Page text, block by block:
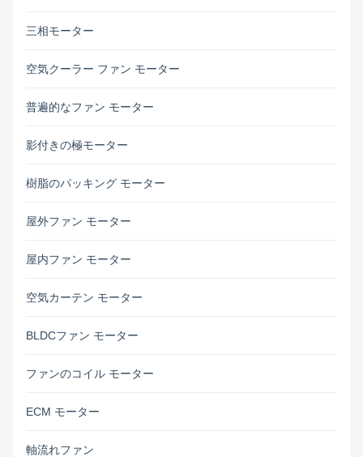
三相モーター
空気クーラー ファン モーター
普遍的なファン モーター
影付きの極モーター
樹脂のパッキング モーター
屋外ファン モーター
屋内ファン モーター
空気カーテン モーター
BLDCファン モーター
ファンのコイル モーター
ECM モーター
軸流れファン